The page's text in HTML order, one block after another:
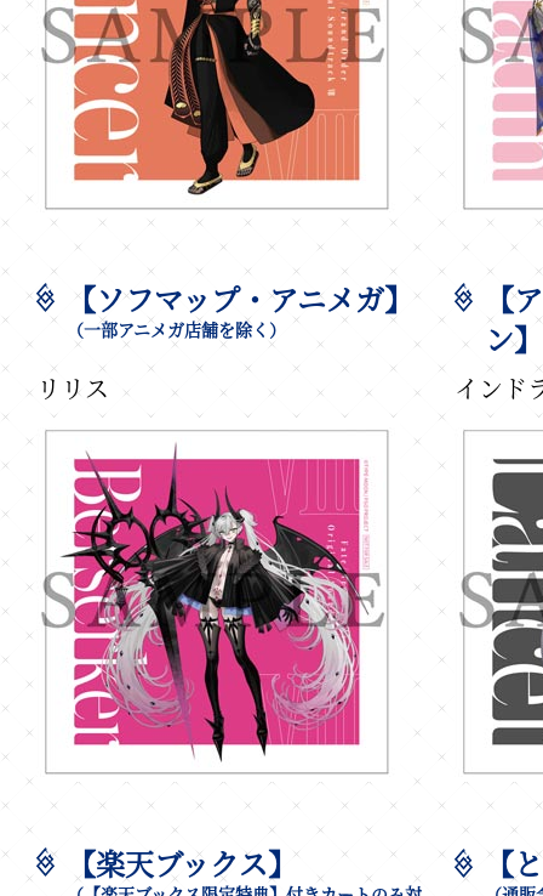
【ソフマップ・アニメガ】
（一部アニメガ店舗を除く）
リリス
【
ン】
インド
【楽天ブックス】 【